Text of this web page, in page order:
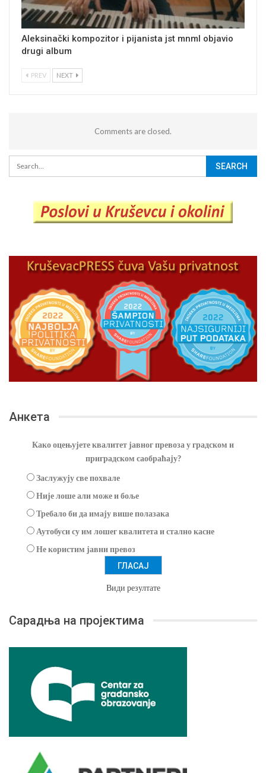
Aleksinački kompozitor i pijanista jst mnml objavio
drugi album
PREV NEXT
Comments are closed.
Анкета
Како оцењујете квалитет јавног превоза у градском и
приградском саобраћају?
Заслужују све похвале
Није лоше али може и боље
Требало би да имају више полазака
Аутобуси су им лошег квалитета и стално касне
Не користим јавни превоз
Види резултате
Сарадња на пројектима